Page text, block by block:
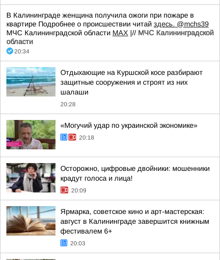
В Калининграде женщина получила ожоги при пожаре в
квартире Подробнее о происшествии читай здесь. @mchs39
МЧС Калининградской области MAX |// МЧС Калининградской
области
20:34
Отдыхающие на Куршской косе разбирают
защитные сооружения и строят из них
шалаши
20:28
«Могучий удар по украинской экономике»
20:18
Осторожно, цифровые двойники: мошенники
крадут голоса и лица!
20:09
Ярмарка, советское кино и арт-мастерская:
август в Калининграде завершится книжным
фестивалем 6+
20:03